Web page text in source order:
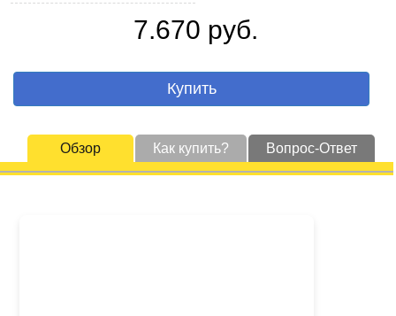
7.670 руб.
Купить
Обзор Как купить? Вопрос-Ответ